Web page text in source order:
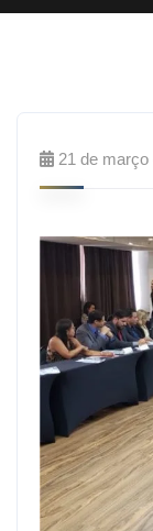
21 de março